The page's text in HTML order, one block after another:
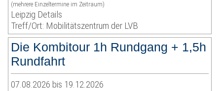
(mehrere Einzeltermine im Zeitraum)
Leipzig Details
Treff/Ort: Mobilitätszentrum der LVB
Die Kombitour 1h Rundgang + 1,5h
Rundfahrt
07.08.2026 bis 19.12.2026